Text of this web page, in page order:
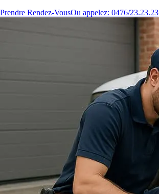
Prendre Rendez-VousOu appelez: 0476/23.23.23